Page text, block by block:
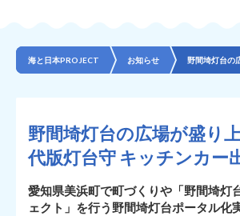
海と日本PROJECT お知らせ
野間埼灯台の広場が盛り
代版灯台守 キッチンカー
愛知県美浜町で町づくりや「野間埼灯
ェクト」を行う野間埼灯台ポータル化